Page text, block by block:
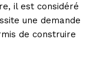
il est considéré
une demande
de construire